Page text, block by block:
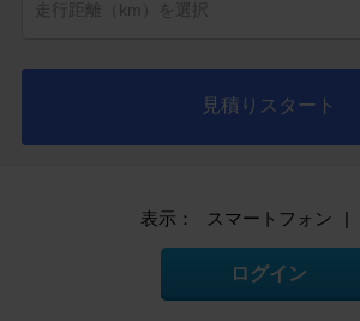
見積りスタート
表示： スマートフォン |
ログイン